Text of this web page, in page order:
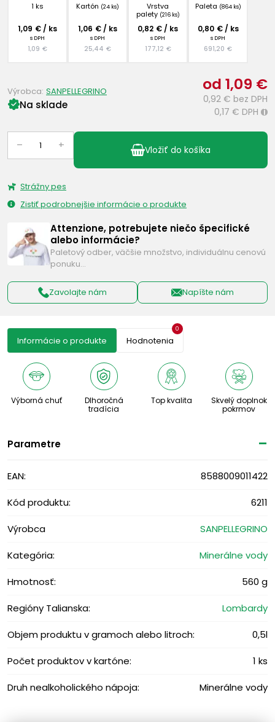
1 ks
1,09 € / ks
s DPH
1,09 €
Kartón (24 ks)
1,06 € / ks
s DPH
25,44 €
Vrstva
palety (216 ks)
0,82 € / ks
s DPH
177,12 €
Paleta (864 ks)
0,80 € / ks
s DPH
691,20 €
od 1,09 €
0,92 € bez DPH
0,17 € DPH i
Na sklade
Výrobca: SANPELLEGRINO
– + Vložiť do košíka
Strážny pes
Zistiť podrobnejšie informácie o produkte
Attenzione, potrebujete niečo špecifické
alebo informácie?
Paletový odber, väčšie množstvo, individuálnu cenovú
ponuku…
Zavolajte nám Napíšte nám
Informácie o produkte Hodnotenia
0
Výborná chuť
Dlhoročná
tradícia
Top kvalita
Skvelý doplnok
pokrmov
Parametre
EAN: 8588009011422
Kód produktu: 6211
Výrobca SANPELLEGRINO
Kategória: Minerálne vody
Hmotnosť: 560 g
Regióny Talianska: Lombardy
Objem produktu v gramoch alebo litroch: 0,5l
Počet produktov v kartóne: 1 ks
Druh nealkoholického nápoja: Minerálne vody